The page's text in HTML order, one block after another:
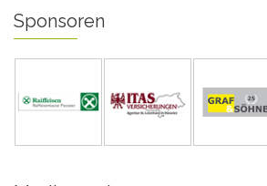
Sponsoren